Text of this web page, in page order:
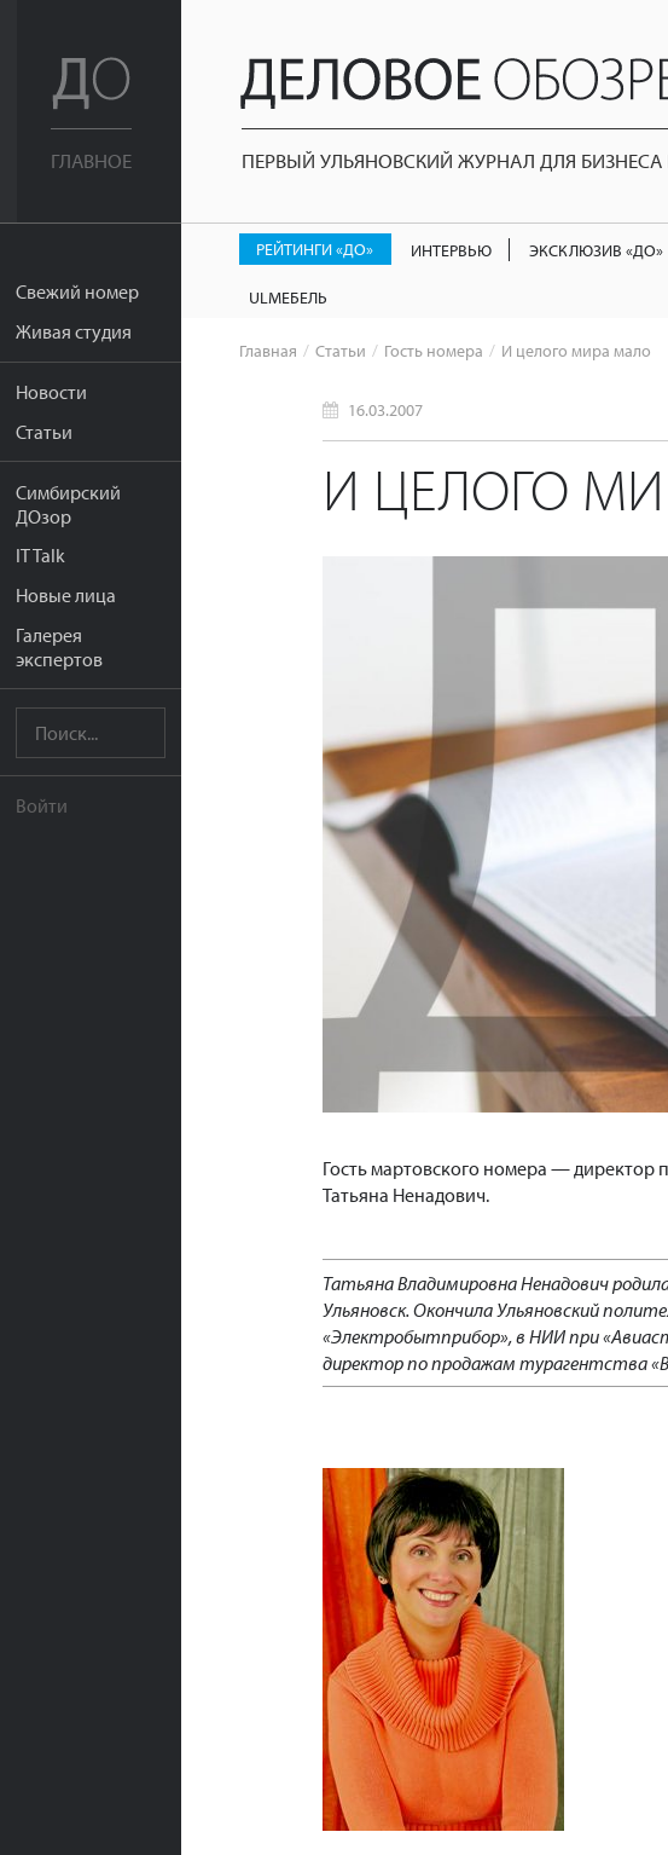
ГЛАВНОЕ
Свежий номер
Живая студия
Новости
Статьи
Симбирский
ДОзор
IT Talk
Новые лица
Галерея
экспертов
Войти
ПЕРВЫЙ УЛЬЯНОВСКИЙ ЖУРНАЛ ДЛЯ БИЗНЕСА
РЕЙТИНГИ «ДО» ИНТЕРВЬЮ ЭКСКЛЮЗИВ «ДО»
ULМЕБЕЛЬ
Главная Статьи Гость номера И целого мира мало
16.03.2007
И ЦЕЛОГО
Гость мартовского номера — директор
Татьяна Ненадович.
Татьяна Владимировна Ненадович
Ульяновск. Окончила Ульяновский
«Электробытприбор», в НИИ при
директор по продажам турагентства